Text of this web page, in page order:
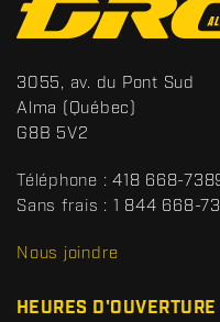
o
n
t
a
c
t
S
p
o
t
s
R
3055, av. du Pont Sud
Alma (Québec)
G8B 5V2
Téléphone : 418 668-
Sans frais : 1 844 668-
Nous joindre
HEURES D'OUVERTURE